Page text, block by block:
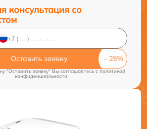
консультация со
Оставить заявку
"Оставить заявку" Вы соглашаетесь cполитикой
конфиденциальности